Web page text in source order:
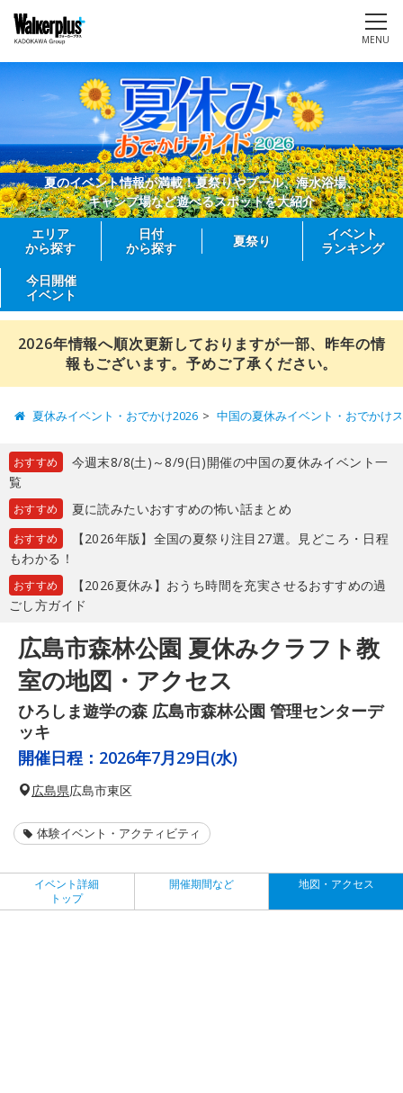
MENU
夏のイベント情報が満載！夏祭りやプール、海水浴場、
キャンプ場など遊べるスポットを大紹介
エリア
から探す
日付
から探す
夏祭り
イベント
ランキング
今日開催
イベント
2026年情報へ順次更新しておりますが一部、昨年の情
報もございます。予めご了承ください。
夏休みイベント・おでかけ2026 中国の夏休みイベント・おでかけ
おすすめ
今週末8/8(土)～8/9(日)開催の中国の夏休みイベント一
覧
おすすめ 夏に読みたいおすすめの怖い話まとめ
おすすめ
【2026年版】全国の夏祭り注目27選。見どころ・日程
もわかる！
おすすめ
【2026夏休み】おうち時間を充実させるおすすめの過
ごし方ガイド
広島市森林公園 夏休みクラフト教
室の地図・アクセス
ひろしま遊学の森 広島市森林公園 管理センターデ
ッキ
開催日程： 2026年7月29日(水)
広島県広島市東区
体験イベント・アクティビティ
イベント詳細
トップ
開催期間など 地図・アクセス